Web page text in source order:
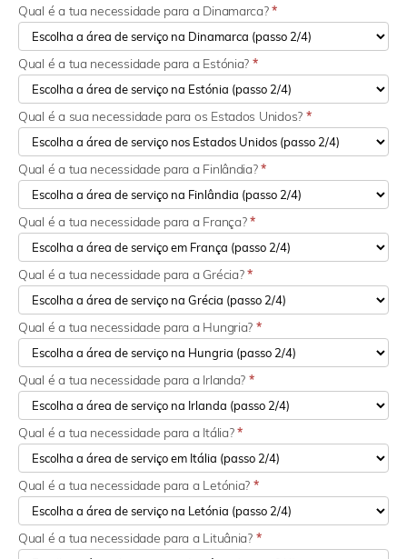
Qual é a tua necessidade para a Dinamarca?*
Qual é a tua necessidade para a Estónia? *
Qual é a sua necessidade para os Estados Unidos? *
Qual é a tua necessidade para a Finlândia?*
Qual é a tua necessidade para a França?*
Qual é a tua necessidade para a Grécia?*
Qual é a tua necessidade para a Hungria? *
Qual é a tua necessidade para a Irlanda? *
Qual é a tua necessidade para a Itália?*
Qual é a tua necessidade para a Letónia? *
Qual é a tua necessidade para a Lituânia? *